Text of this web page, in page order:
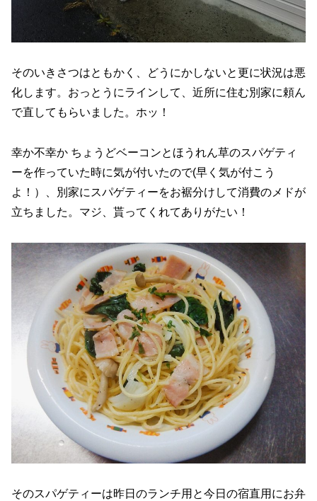
そのいきさつはともかく、どうにかしないと更に状況は悪
化します。おっとうにラインして、近所に住む別家に頼ん
で直してもらいました。ホッ！
幸か不幸か ちょうどベーコンとほうれん草のスパゲティ
ーを作っていた時に気が付いたので(早く気が付こう
よ！）、別家にスパゲティーをお裾分けして消費のメドが
立ちました。マジ、貰ってくれてありがたい！
そのスパゲティーは昨日のランチ用と今日の宿直用にお弁